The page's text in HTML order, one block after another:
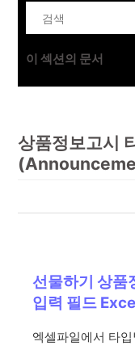
이 섹션의 문서
상품정보고시
선물하기 상품
입력 필드
엑셀파일에서 타